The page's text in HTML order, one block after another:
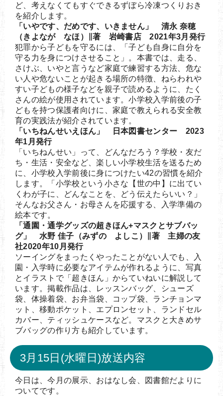
ど、考えなくてもすぐできるずぼら冷凍つくりおき
を紹介します。
「いやです、だめです、いきません」 清永 奈穂
（きよなが なほ）∥著 岩崎書店 2021年3月発行
犯罪から子どもを守るには、「子ども自身に自分を
守る力を身につけさせること」。本書では、走る、
さけぶ、いやと言うなど家庭で練習する方法、危な
い人や危ないことが起きる場所の特徴、ねらわれや
すい子どもの様子などを親子で読めるように、たく
さんの絵が使用されています。小学校入学前後の子
どもを持つ保護者向けに、家庭で教えられる安全教
育の実践法が紹介されています。
「いちねんせいえほん」 日本図書センター 2023
年1月発行
「いちねんせい」って、どんなだろう？学校・友だ
ち・生活・安全など、楽しい小学校生活を送るため
に、小学校入学前後に身につけたい42の習慣を紹介
します。「小学校という小さな【世の中】に出てい
くわが子に、どんなことを、どう伝えたらいい？」
そんなお父さん・お母さんを応援する、入学準備の
絵本です。
「通園・通学グッズの超きほん+マスクとサブバッ
グ」 水野 佳子（みずの よしこ）∥著 主婦の友
社2020年10月発行
ソーイングをまったくやったことがない人でも、入
園・入学時に必要なアイテムが作れるように、写真
とイラストで「超きほん」からていねいに解説して
います。掲載作品は、レッスンバッグ、シューズ
袋、体操着袋、お弁当袋、コップ袋、ランチョンマ
ット、移動ポケット、エプロンセット、ランドセル
カバー、ティッシュケースなど。マスクと大きめサ
ブバッグの作り方も紹介しています。
3月15日(水曜日)放送内容
今日は、今月の展示、おはなし会、図書館だよりに
ついてです。